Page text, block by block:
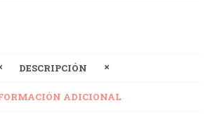
DESCRIPCIÓN
ADICIONAL